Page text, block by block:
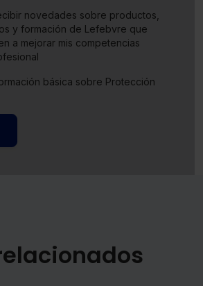
novedades sobre productos,
y formación de Lefebvre que
a mejorar mis competencias
básica sobre Protección